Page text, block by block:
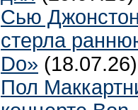
Сью
стерла
Do» (18.07.26)
Пол